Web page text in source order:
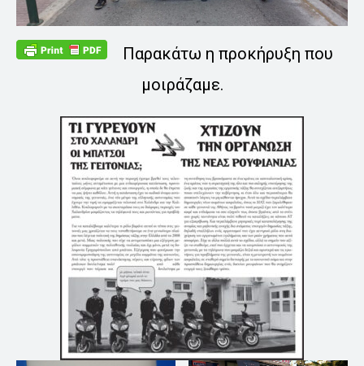
Παρακάτω η προκήρυξη που
μοιράζαμε.